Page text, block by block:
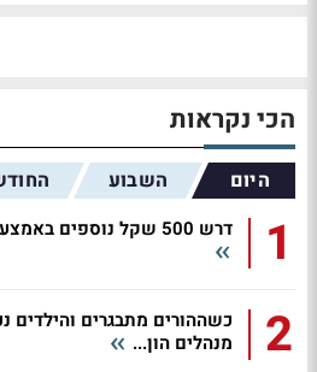
הכי נקראות
היום השבוע
1 דרש 500 שקל נוספים באמצע השיפוץ - וישלם 2,050
2
כשההורים מתבגרים והילדים
מנהלים הון...